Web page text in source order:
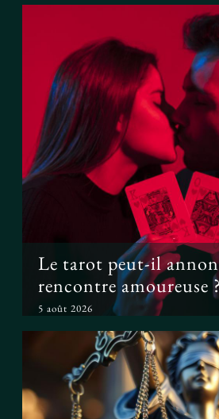
Le tarot peut-il
rencontre
Le tarot peut-il
rencontre amoureuse ?
5 août 2026